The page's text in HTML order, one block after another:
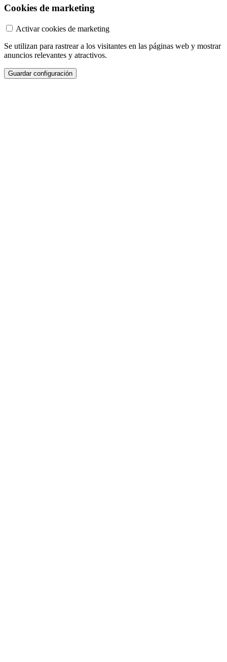
Cookies de marketing
Activar cookies de marketing
Se utilizan para rastrear a los visitantes en las páginas web y mostrar
anuncios relevantes y atractivos.
Guardar configuración